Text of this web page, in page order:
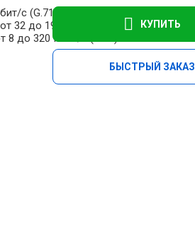
с (G.711 alaw)/16 Кбит/с
32 до 192 Кбит/с (MP2L2)/
8 до 320 Кбит/с (MP3)
КУПИТЬ
БЫСТРЫЙ ЗАКАЗ